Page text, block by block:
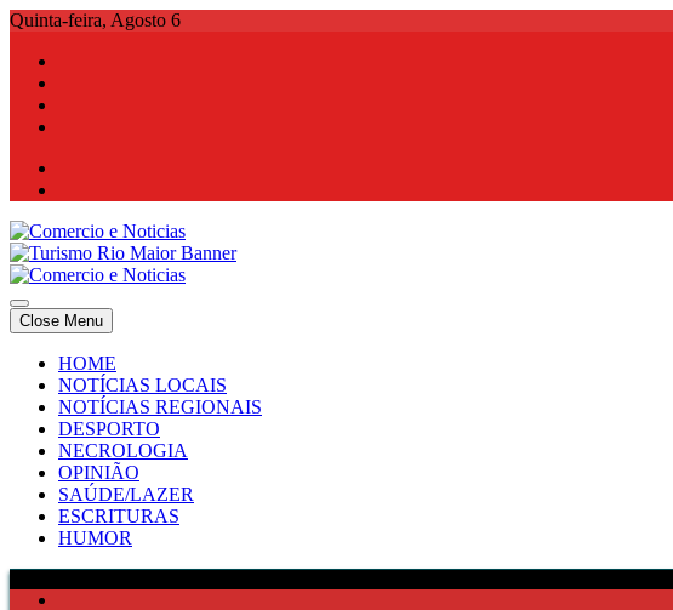
Skip
content
Quinta-feira, Agosto 6
Comercio e Noticias
Notícias e Publicidade Online
Comercio e Noticias
Notícias e Publicidade Online
Close Menu
HOME
NOTÍCIAS LOCAIS
NOTÍCIAS REGIONAIS
DESPORTO
NECROLOGIA
OPINIÃO
SAÚDE/LAZER
ESCRITURAS
HUMOR